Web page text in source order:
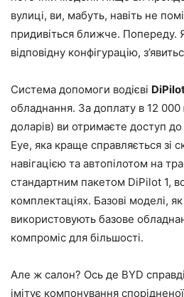
вулиці, ви, мабуть, навіть не
придивіться ближче. Попереду.
відповідну конфігурацію,
Система допомоги водієві
обладнання. За доплату в 12 000
доларів) ви отримаєте доступ до
Eye, яка краще справляється зі
навігацією та автопілотом на
стандартним пакетом DiPilot 1,
комплектаціях. Базові моделі, як
використовують базове
компроміс для більшості.
Але ж салон? Ось де BYD
імітує компонування